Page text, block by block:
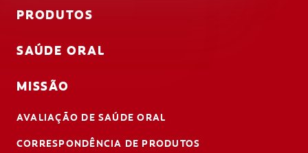
PRODUTOS
SAÚDE ORAL
MISSÃO
AVALIAÇÃO DE SAÚDE ORAL
CORRESPONDÊNCIA DE PRODUTOS